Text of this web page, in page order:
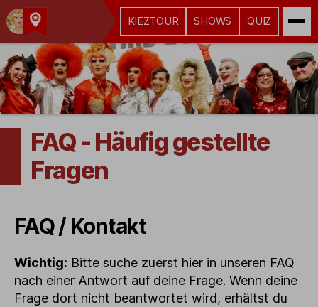
Kult-
Kieztouren
Hamburg
KIEZTOUR SHOWS QUIZ
FAQ - Häufig gestellte
Fragen
FAQ / Kontakt
Wichtig: Bitte suche zuerst hier in unseren FAQ
nach einer Antwort auf deine Frage. Wenn deine
Frage dort nicht beantwortet wird, erhältst du